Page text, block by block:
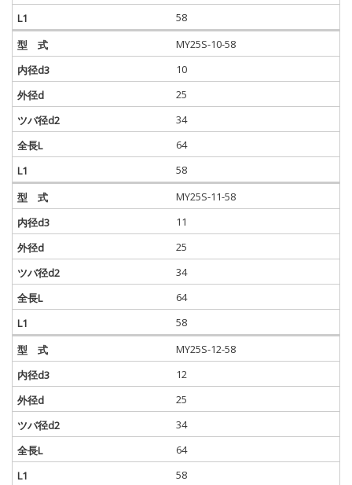
58
MY25S-10-58
10
25
34
64
58
MY25S-11-58
11
25
34
64
58
MY25S-12-58
12
25
34
64
58